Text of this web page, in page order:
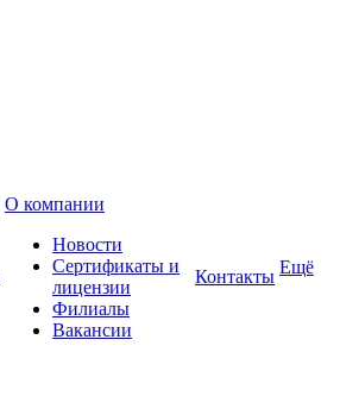
О компании
Новости
Сертификаты и
лицензии
Филиалы
Вакансии
Контакты Ещё